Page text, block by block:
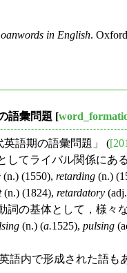
in English.
語彙問題 [
語期の語彙問題」 (
してライバル関係に
(n.) (1550), retarding (n.)
(n.) (1824), retardatory
詞の基体として，様々
(n.) (a.1525), pulsing
内で形成された語も